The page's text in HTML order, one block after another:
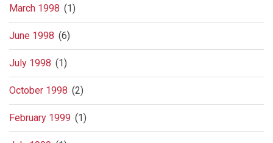
March 1998 (1)
June 1998 (6)
July 1998 (1)
October 1998 (2)
February 1999 (1)